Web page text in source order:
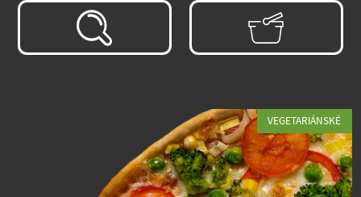
VEGETARIÁNSKÉ